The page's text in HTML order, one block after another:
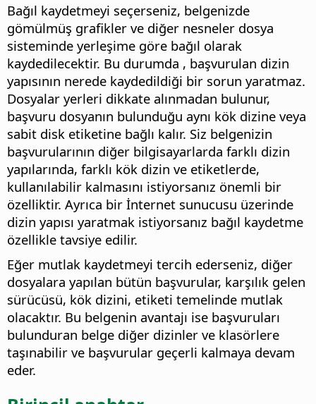
Bağıl kaydetmeyi seçerseniz, belgenizde
gömülmüş grafikler ve diğer nesneler dosya
sisteminde yerleşime göre bağıl olarak
kaydedilecektir. Bu durumda , başvurulan dizin
yapısının nerede kaydedildiği bir sorun yaratmaz.
Dosyalar yerleri dikkate alınmadan bulunur,
başvuru dosyanın bulunduğu aynı kök dizine veya
sabit disk etiketine bağlı kalır. Siz belgenizin
başvurularının diğer bilgisayarlarda farklı dizin
yapılarında, farklı kök dizin ve etiketlerde,
kullanılabilir kalmasını istiyorsanız önemli bir
özelliktir. Ayrıca bir İnternet sunucusu üzerinde
dizin yapısı yaratmak istiyorsanız bağıl kaydetme
özellikle tavsiye edilir.
Eğer mutlak kaydetmeyi tercih ederseniz, diğer
dosyalara yapılan bütün başvurular, karşılık gelen
sürücüsü, kök dizini, etiketi temelinde mutlak
olacaktır. Bu belgenin avantajı ise başvuruları
bulunduran belge diğer dizinler ve klasörlere
taşınabilir ve başvurular geçerli kalmaya devam
eder.